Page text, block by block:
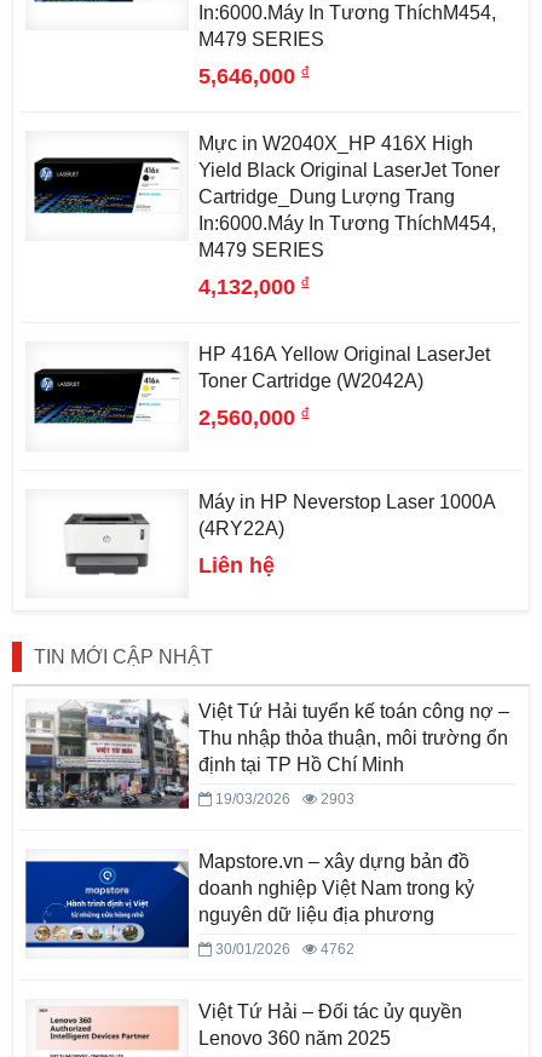
In:6000.Máy In Tương ThíchM454,
M479 SERIES
5,646,000đ
Mực in W2040X_HP 416X High
Yield Black Original LaserJet Toner
Cartridge_Dung Lượng Trang
In:6000.Máy In Tương ThíchM454,
M479 SERIES
4,132,000đ
HP 416A Yellow Original LaserJet
Toner Cartridge (W2042A)
2,560,000đ
Máy in HP Neverstop Laser 1000A
(4RY22A)
Liên hệ
TIN MỚI CẬP NHẬT
Việt Tứ Hải tuyển kế toán công nợ –
Thu nhập thỏa thuận, môi trường ổn
định tại TP Hồ Chí Minh
19/03/2026 2903
Mapstore.vn – xây dựng bản đồ
doanh nghiệp Việt Nam trong kỷ
nguyên dữ liệu địa phương
30/01/2026 4762
Việt Tứ Hải – Đối tác ủy quyền
Lenovo 360 năm 2025